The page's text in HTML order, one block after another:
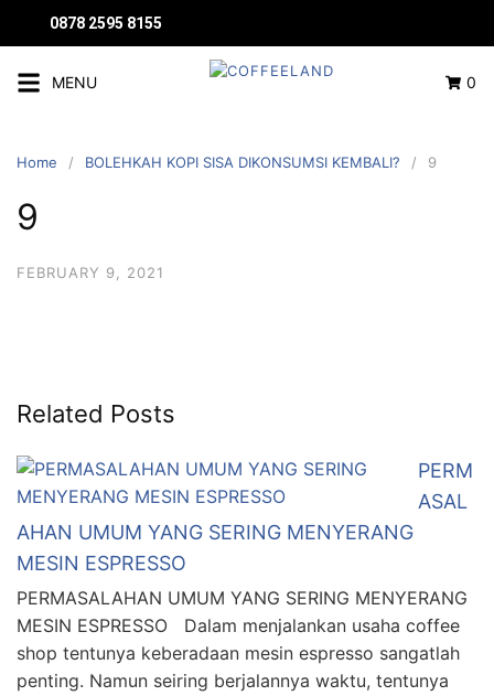
0878 2595 8155
MENU 0
Home BOLEHKAH KOPI SISA DIKONSUMSI KEMBALI? 9
9
FEBRUARY 9, 2021
Related Posts
PERM
ASAL
AHAN UMUM YANG SERING MENYERANG
MESIN ESPRESSO
PERMASALAHAN UMUM YANG SERING MENYERANG
MESIN ESPRESSO Dalam menjalankan usaha coffee
shop tentunya keberadaan mesin espresso sangatlah
penting. Namun seiring berjalannya waktu, tentunya